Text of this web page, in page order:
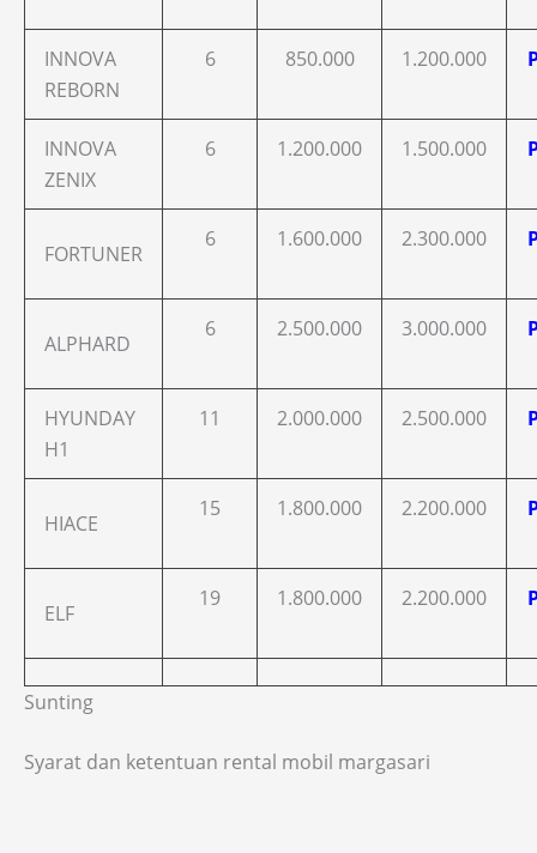
Sunting
INNOVA
REBORN
6 850.000 1.200.000
INNOVA
ZENIX
6 1.200.000 1.500.000
FORTUNER
6 1.600.000 2.300.000
ALPHARD
6 2.500.000 3.000.000
HYUNDAY
H1
11 2.000.000 2.500.000
HIACE
15 1.800.000 2.200.000
ELF
19 1.800.000 2.200.000
Syarat dan ketentuan rental mobil margasari